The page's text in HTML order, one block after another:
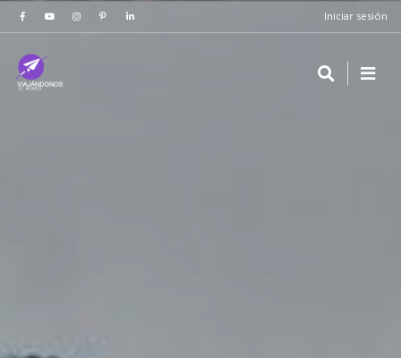
Iniciar sesión